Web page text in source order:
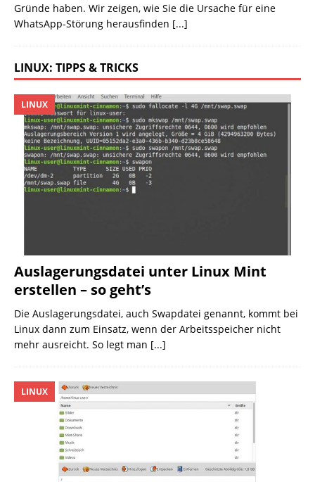
Gründe haben. Wir zeigen, wie Sie die Ursache für eine
WhatsApp-Störung herausfinden [...]
LINUX: TIPPS & TRICKS
Auslagerungsdatei unter Linux Mint
erstellen – so geht’s
LINUX
Die Auslagerungsdatei, auch Swapdatei genannt, kommt bei
Linux dann zum Einsatz, wenn der Arbeitsspeicher nicht
mehr ausreicht. So legt man [...]
LINUX